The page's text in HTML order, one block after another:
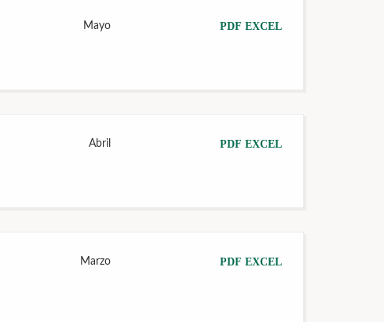
Mayo PDF EXCEL
Abril PDF EXCEL
Marzo PDF EXCEL